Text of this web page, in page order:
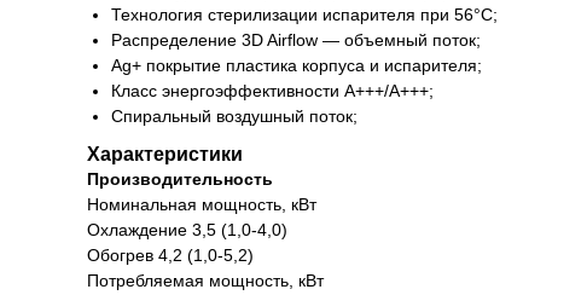
Технология стерилизации испарителя при 56°С;
Распределение 3D Airflow — объемный поток;
Ag+ покрытие пластика корпуса и испарителя;
Класс энергоэффективности А+++/A+++;
Спиральный воздушный поток;
Характеристики
Производительность
Номинальная мощность, кВт
Охлаждение 3,5 (1,0-4,0)
Обогрев 4,2 (1,0-5,2)
Потребляемая мощность, кВт